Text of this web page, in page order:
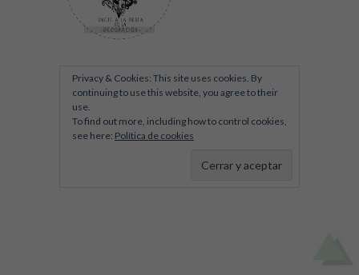
Privacy & Cookies: This site uses cookies. By
continuing to use this website, you agree to their
use.
To find out more, including how to control cookies,
see here: Política de cookies